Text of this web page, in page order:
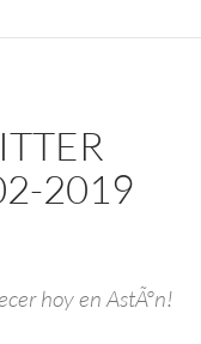
2019
hoy en AstÃºn!